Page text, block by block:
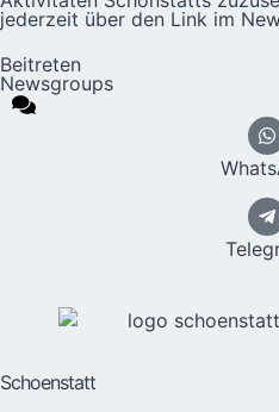
jederzeit über den Link im
Beitreten
Newsgroups
Schoenstatt